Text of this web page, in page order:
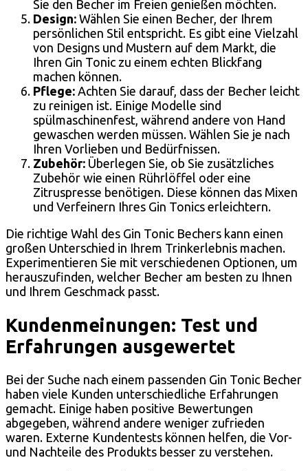
Sie den Becher im Freien genießen möchten.
Design: Wählen Sie einen Becher, der Ihrem
persönlichen Stil entspricht. Es gibt eine Vielzahl
von Designs und Mustern auf dem Markt, die
Ihren Gin Tonic zu einem echten Blickfang
machen können.
Pflege: Achten Sie darauf, dass der Becher leicht
zu reinigen ist. Einige Modelle sind
spülmaschinenfest, während andere von Hand
gewaschen werden müssen. Wählen Sie je nach
Ihren Vorlieben und Bedürfnissen.
Zubehör: Überlegen Sie, ob Sie zusätzliches
Zubehör wie einen Rührlöffel oder eine
Zitruspresse benötigen. Diese können das Mixen
und Verfeinern Ihres Gin Tonics erleichtern.
Die richtige Wahl des Gin Tonic Bechers kann einen
großen Unterschied in Ihrem Trinkerlebnis machen.
Experimentieren Sie mit verschiedenen Optionen, um
herauszufinden, welcher Becher am besten zu Ihnen
und Ihrem Geschmack passt.
Kundenmeinungen: Test und
Erfahrungen ausgewertet
Bei der Suche nach einem passenden Gin Tonic Becher
haben viele Kunden unterschiedliche Erfahrungen
gemacht. Einige haben positive Bewertungen
abgegeben, während andere weniger zufrieden
waren. Externe Kundentests können helfen, die Vor-
und Nachteile des Produkts besser zu verstehen.